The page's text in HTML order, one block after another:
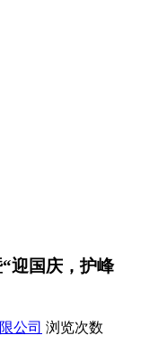
迎国庆，护峰
公司 浏览次数